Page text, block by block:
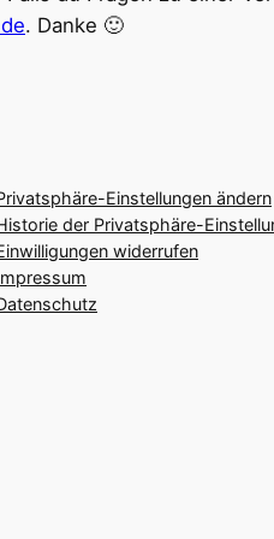
. Danke 🙂
Einstellungen ändern
der Privatsphäre-
widerrufen